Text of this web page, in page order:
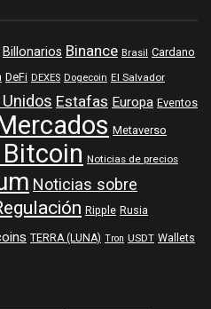
BillonariosBinance Brasil Cardano
DeFi DEXES Dogecoin El Salvador
EstafasEuropa Eventos
Metaverso
Noticias de precios
Noticias sobre
Ripple Rusia
TERRA (LUNA) Tron USDT Wallets